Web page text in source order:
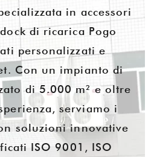
in accessori
di ricarica Pogo
personalizzati e
Con un impianto di
di 5.000 m² e oltre
serviamo i
soluzioni innovative
ISO 9001, ISO